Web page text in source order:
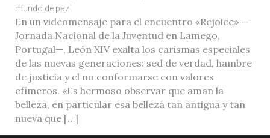
mundo de paz
En un videomensaje para el encuentro «Rejoice» —
Jornada Nacional de la Juventud en Lamego,
Portugal—, León XIV exalta los carismas especiales
de las nuevas generaciones: sed de verdad, hambre
de justicia y el no conformarse con valores
efímeros. «Es hermoso observar que aman la
belleza, en particular esa belleza tan antigua y tan
nueva que […]